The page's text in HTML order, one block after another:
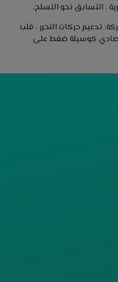
، التسابق نحو التسلح.
تدعيم حركات التحرر ، قلب
كوسيلة ضغط على